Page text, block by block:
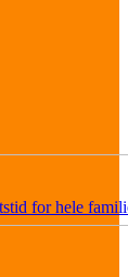
for hele